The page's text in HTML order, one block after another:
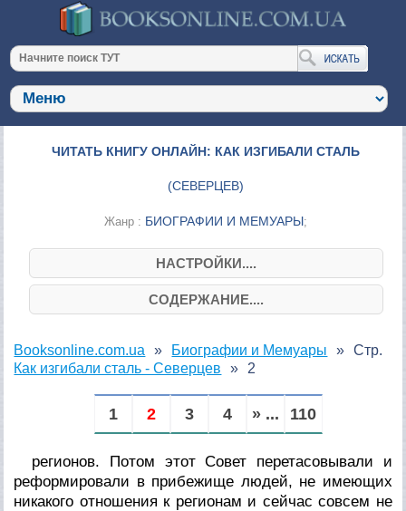
ЧИТАТЬ КНИГУ ОНЛАЙН: КАК ИЗГИБАЛИ СТАЛЬ
(СЕВЕРЦЕВ)
Жанр : БИОГРАФИИ И МЕМУАРЫ;
НАСТРОЙКИ....
СОДЕРЖАНИЕ....
Booksonline.com.ua
Биографии и Мемуары
Как изгибали сталь - Северцев
Стр.
2
1 2 3 4 » ... 110
регионов. Потом этот Совет перетасовывали и
реформировали в прибежище людей, не имеющих
никакого отношения к регионам и сейчас совсем не